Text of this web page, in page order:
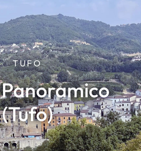
TUFO
(Tufo)